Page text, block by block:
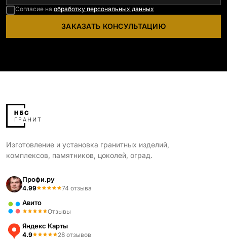
Согласие на обработку персональных данных
ЗАКАЗАТЬ КОНСУЛЬТАЦИЮ
Изготовление и установка гранитных изделий,
комплексов, памятников, цоколей, оград.
Профи.ру
4.99 74 отзыва
Авито
Отзывы
Яндекс Карты
4.9 28 отзывов